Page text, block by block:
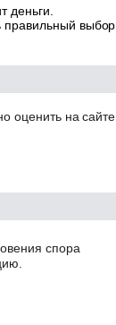
деньги.
выбор.
оценить на сайте
спора